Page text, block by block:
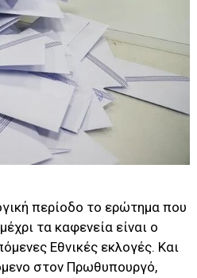
περίοδο το ερώτημα που
τα καφενεία είναι ο
Εθνικές εκλογές. Και
στον Πρωθυπουργό,